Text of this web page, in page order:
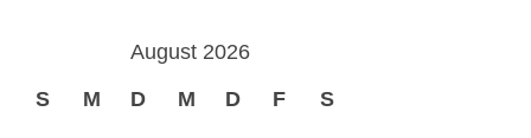
August 2026
S
M D M D F S